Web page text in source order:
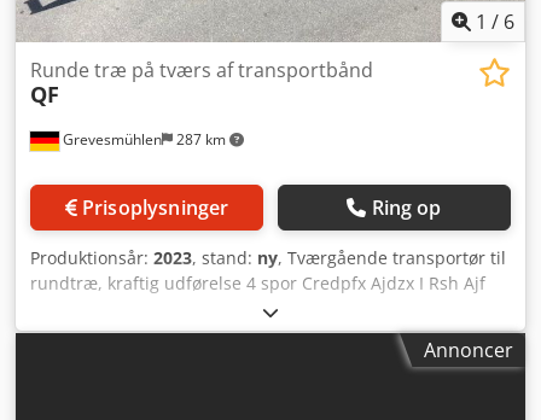
1 / 6
Grevesmühlen 287 km
Runde træ på tværs af transportbånd
QF
Prisoplysninger Ring op
Produktionsår: 2023, stand: ny, Tværgående transportør til
rundtræ, kraftig udførelse 4 spor Credpfx Ajdzx I Rsh Ajf
Længde ca. 9 m Sporafstande: 1500 mm, 1800 mm, 2300
mm Højde: 1500 mm
Annoncer